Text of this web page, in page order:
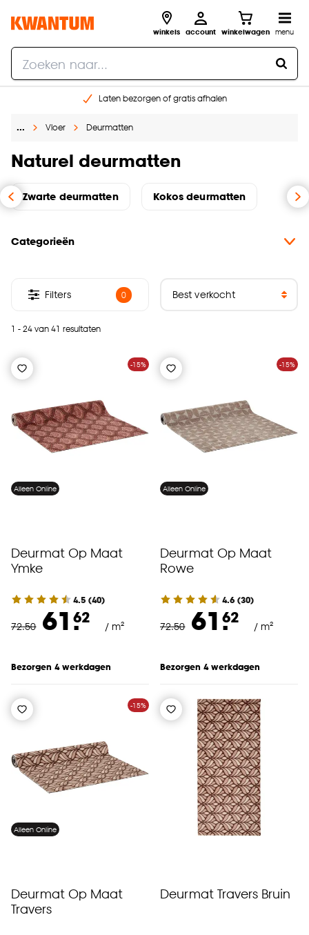
winkels account winkelwagen menu
Laten bezorgen of gratis afhalen
Gratis raam advies en opmeten aan huis
… Vloer Deurmatten
Naturel deurmatten
Zwarte deurmatten Kokos deurmatten
Categorieën
1 - 24 van 41 resultaten
Filters 0
-15%
Alleen Online
Deurmat Op Maat
Ymke
4.5 (40)
72.50 61.62
/ m²
Bezorgen 4 werkdagen
-15%
Alleen Online
Deurmat Op Maat
Rowe
4.6 (30)
72.50 61.62
/ m²
Bezorgen 4 werkdagen
-15%
Alleen Online
Deurmat Op Maat
Travers
Deurmat Travers Bruin